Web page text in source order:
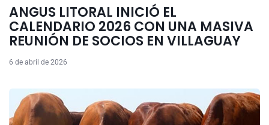
ANGUS LITORAL INICIÓ EL
CALENDARIO 2026 CON UNA MASIVA
REUNIÓN DE SOCIOS EN VILLAGUAY
6 de abril de 2026